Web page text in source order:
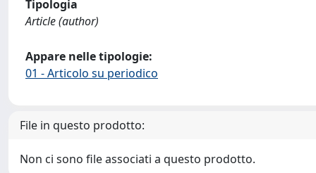
Tipologia
Article (author)
Appare nelle tipologie:
01 - Articolo su periodico
File in questo prodotto:
Non ci sono file associati a questo prodotto.